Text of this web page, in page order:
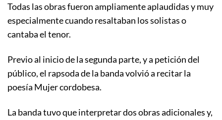
Todas las obras fueron ampliamente aplaudidas y muy
especialmente cuando resaltaban los solistas o
cantaba el tenor.
Previo al inicio de la segunda parte, y a petición del
público, el rapsoda de la banda volvió a recitar la
poesía Mujer cordobesa.
La banda tuvo que interpretar dos obras adicionales y,